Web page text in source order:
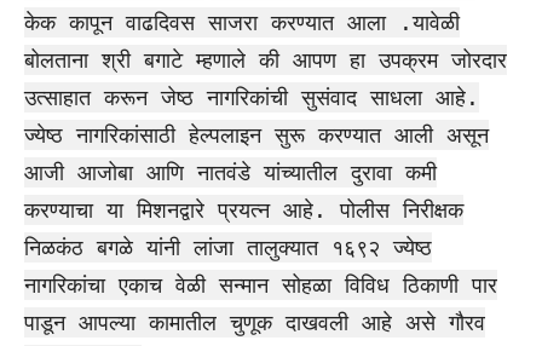
केक कापून वाढदिवस साजरा करण्यात आला .यावेळी
बोलताना श्री बगाटे म्हणाले की आपण हा उपक्रम जोरदार
उत्साहात करून जेष्ठ नागरिकांची सुसंवाद साधला आहे.
ज्येष्ठ नागरिकांसाठी हेल्पलाइन सुरू करण्यात आली असून
आजी आजोबा आणि नातवंडे यांच्यातील दुरावा कमी
करण्याचा या मिशनद्वारे प्रयत्न आहे. पोलीस निरीक्षक
निळकंठ बगळे यांनी लांजा तालुक्यात १६९२ ज्येष्ठ
नागरिकांचा एकाच वेळी सन्मान सोहळा विविध ठिकाणी पार
पाडून आपल्या कामातील चुणूक दाखवली आहे असे गौरव